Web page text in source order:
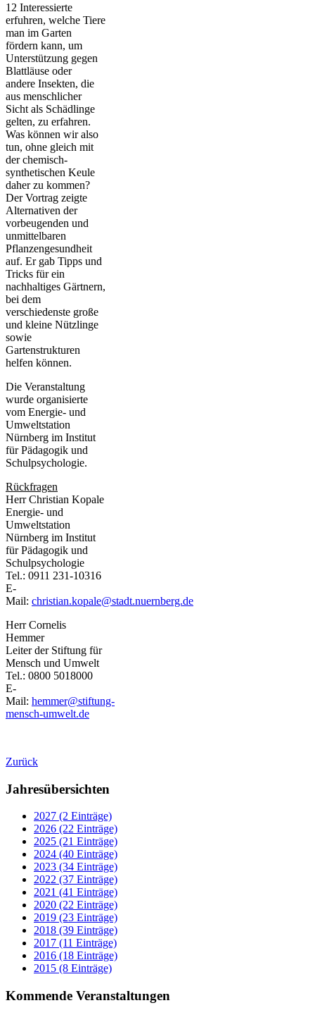
12 Interessierte
erfuhren, welche Tiere
man im Garten
fördern kann, um
Unterstützung gegen
Blattläuse oder
andere Insekten, die
aus menschlicher
Sicht als Schädlinge
gelten, zu erfahren.
Was können wir also
tun, ohne gleich mit
der chemisch-
synthetischen Keule
daher zu kommen?
Der Vortrag zeigte
Alternativen der
vorbeugenden und
unmittelbaren
Pflanzengesundheit
auf. Er gab Tipps und
Tricks für ein
nachhaltiges Gärtnern,
bei dem
verschiedenste große
und kleine Nützlinge
sowie
Gartenstrukturen
helfen können.
Die Veranstaltung
wurde organisierte
vom Energie- und
Umweltstation
Nürnberg im Institut
für Pädagogik und
Schulpsychologie.
Rückfragen
Herr Christian Kopale
Energie- und
Umweltstation
Nürnberg im Institut
für Pädagogik und
Schulpsychologie
Tel.: 0911 231-10316
E-
Mail: christian.kopale@stadt.nuernberg.de
Herr Cornelis
Hemmer
Leiter der Stiftung für
Mensch und Umwelt
Tel.: 0800 5018000
E-
Mail: hemmer@stiftung-
mensch-umwelt.de
Zurück
Jahresübersichten
2027 (2 Einträge)
2026 (22 Einträge)
2025 (21 Einträge)
2024 (40 Einträge)
2023 (34 Einträge)
2022 (37 Einträge)
2021 (41 Einträge)
2020 (22 Einträge)
2019 (23 Einträge)
2018 (39 Einträge)
2017 (11 Einträge)
2016 (18 Einträge)
2015 (8 Einträge)
Kommende Veranstaltungen